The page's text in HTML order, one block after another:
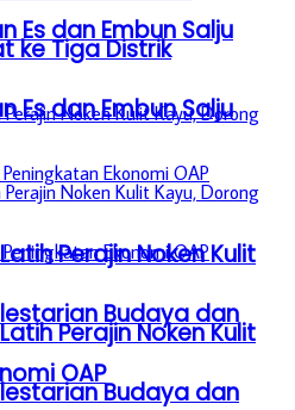
Es dan Embun Salju
Perajin Noken Kulit
Budaya dan
OAP
ke Tiga Distrik
Es dan Embun Salju
Perajin Noken Kulit
Budaya dan